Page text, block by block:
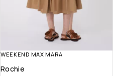
WEEKEND MAX MARA
Rochie